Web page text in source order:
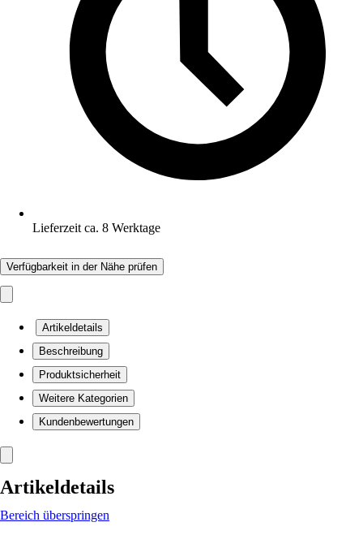
Lieferzeit ca. 8 Werktage
Verfügbarkeit in der Nähe prüfen
Artikeldetails
Beschreibung
Produktsicherheit
Weitere Kategorien
Kundenbewertungen
Artikeldetails
Bereich überspringen